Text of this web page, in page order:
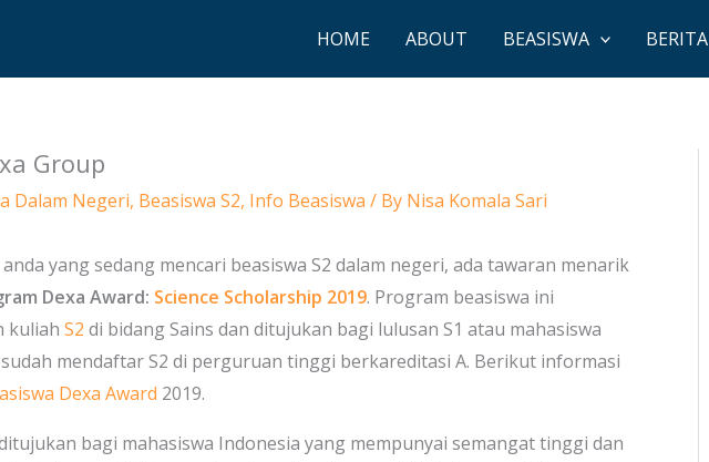
HOME ABOUT BEASISWA BERITA
Group
Dalam Negeri, Beasiswa S2, Info Beasiswa / By Nisa Komala Sari
yang sedang mencari beasiswa S2 dalam negeri, ada tawaran menarik
Dexa Award: Science Scholarship 2019. Program beasiswa ini
kuliah S2 di bidang Sains dan ditujukan bagi lulusan S1 atau mahasiswa
mendaftar S2 di perguruan tinggi berkareditasi A. Berikut informasi
Dexa Award 2019.
bagi mahasiswa Indonesia yang mempunyai semangat tinggi dan